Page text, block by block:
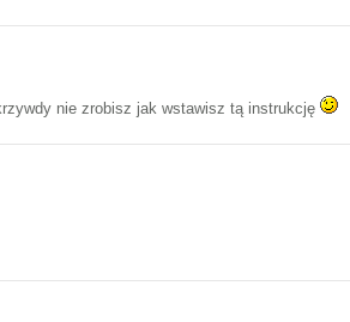
nie zrobisz jak wstawisz tą instrukcję